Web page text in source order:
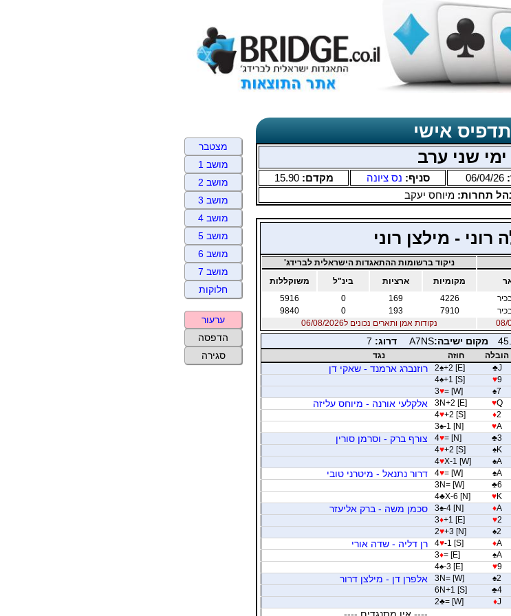
תדפיס אישי
ימי שני ערב
06/04/26 סניף: נס ציונה מקדם:15.90
תחרות:מיוחס יעקב
רוני - מילצן רוני
ניקוד ברשומות ההתאגדות הישראלית לברידג'
מקומיות ארציות בינ"ל
משוקללות
4226
169
0
5916
7910
193
0
9840
נקודות אמן ותארים נכונים ל06/08/2026
מקום ישיבה:A7NS דרוג: 7
הובלה חוזה
נגד
♣J
2♠+2 [E] רוזנברג ארמנד - שאקי דן
♥9
4♠+1 [S]
♠7
3♥= [W]
♥Q
3N+2 [E] אלקלעי אורנה - מיוחס עליזה
♦2
4♥+2 [S]
♥A
3♠-1 [N]
♣3
4♥= [N] צורף ברק - וסרמן סורין
♠K
4♥+2 [S]
♠A
4♥X-1 [W]
♠A
4♥= [W] דרור נתנאל - מיטרני טובי
♣6
3N= [W]
♥K
4♣X-6 [N]
♦A
3♠-4 [N] סכמן משה - ברק אליעזר
♥2
3♦+1 [E]
♠2
2♥+3 [N]
♦A
4♥-1 [S] רן דליה - שדה אורי
♠A
3♦= [E]
♥9
4♠-3 [E]
♠2
3N= [W] אלפרן דן - מילצן דרור
♣4
6N+1 [S]
♦J
2♣= [W]
---- אין מתנגדים ----
מצטבר
מושב 1
מושב 2
מושב 3
מושב 4
מושב 5
מושב 6
מושב 7
חלוקות
ערעור
הדפסה
סגירה